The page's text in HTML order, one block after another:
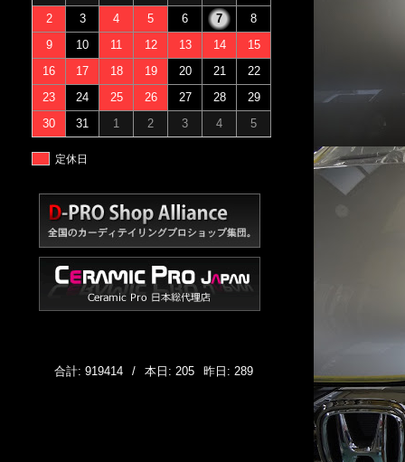
2
3 4 5 6 7
8
9
10 11 12 13 14
15
16
17 18 19 20 21
22
23
24 25 26 27 28
29
30
31 1 2 3 4 5
定休日
合計: 919414 / 本日: 205 昨日: 289